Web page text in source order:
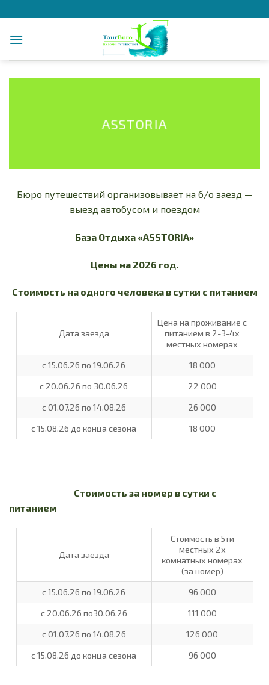
to
content
ASSTORIA
Бюро путешествий организовывает на б/о заезд —
выезд автобусом и поездом
База Отдыха «ASSTORIA»
Цены на 2026 год.
Стоимость на одного человека в сутки с питанием
Дата заезда
Цена на проживание с
питанием в 2-3-4х
местных номерах
с 15.06.26 по 19.06.26 18 000
с 20.06.26 по 30.06.26 22 000
с 01.07.26 по 14.08.26 26 000
с 15.08.26 до конца сезона 18 000
Стоимость за номер в сутки с
питанием
Дата заезда
Стоимость в 5ти
местных 2х
комнатных номерах
(за номер)
с 15.06.26 по 19.06.26 96 000
с 20.06.26 по30.06.26 111 000
с 01.07.26 по 14.08.26 126 000
с 15.08.26 до конца сезона 96 000